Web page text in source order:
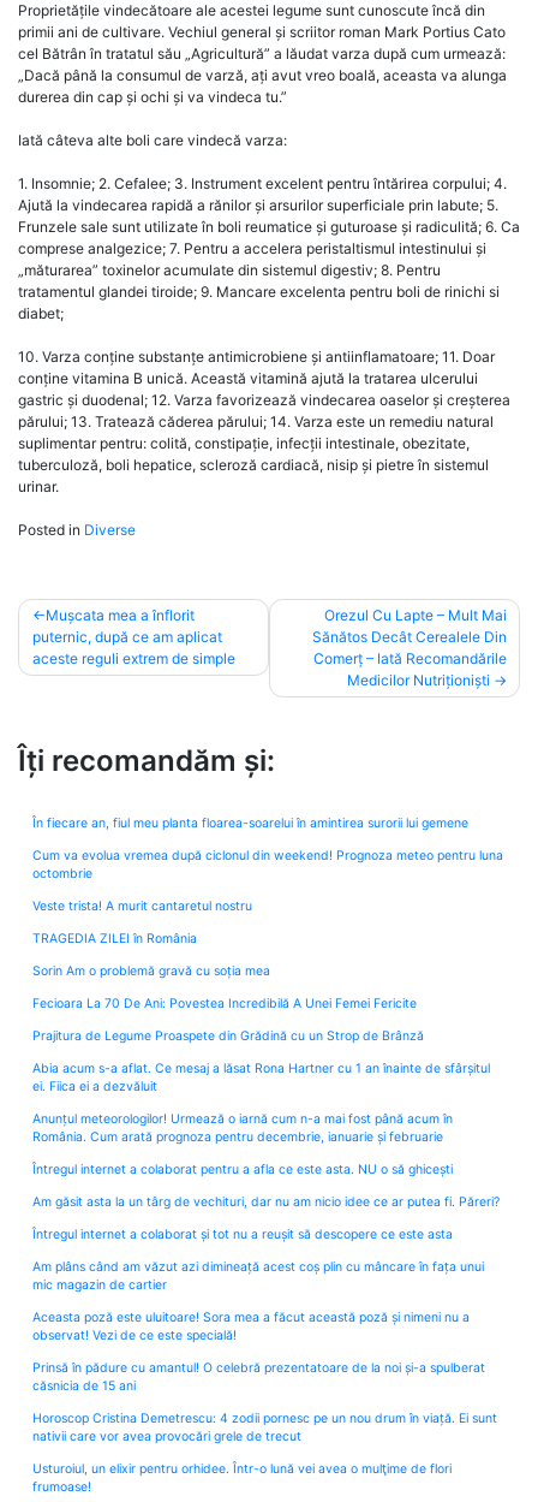
Proprietățile vindecătoare ale acestei legume sunt cunoscute încă din
primii ani de cultivare. Vechiul general și scriitor roman Mark Portius Cato
cel Bătrân în tratatul său „Agricultură” a lăudat varza după cum urmează:
„Dacă până la consumul de varză, ați avut vreo boală, aceasta va alunga
durerea din cap și ochi și va vindeca tu.”
Iată câteva alte boli care vindecă varza:
1. Insomnie; 2. Cefalee; 3. Instrument excelent pentru întărirea corpului; 4.
Ajută la vindecarea rapidă a rănilor și arsurilor superficiale prin labute; 5.
Frunzele sale sunt utilizate în boli reumatice și guturoase și radiculită; 6. Ca
comprese analgezice; 7. Pentru a accelera peristaltismul intestinului și
„măturarea” toxinelor acumulate din sistemul digestiv; 8. Pentru
tratamentul glandei tiroide; 9. Mancare excelenta pentru boli de rinichi si
diabet;
10. Varza conține substanțe antimicrobiene și antiinflamatoare; 11. Doar
conține vitamina B unică. Această vitamină ajută la tratarea ulcerului
gastric și duodenal; 12. Varza favorizează vindecarea oaselor și creșterea
părului; 13. Tratează căderea părului; 14. Varza este un remediu natural
suplimentar pentru: colită, constipație, infecții intestinale, obezitate,
tuberculoză, boli hepatice, scleroză cardiacă, nisip și pietre în sistemul
urinar.
Posted in Diverse
Post
navigation
Mușcata mea a înflorit
puternic, după ce am aplicat
aceste reguli extrem de simple
Orezul Cu Lapte – Mult Mai
Sănătos Decât Cerealele Din
Comerț – Iată Recomandările
Medicilor Nutriționiști
Îți recomandăm și:
În fiecare an, fiul meu planta floarea-soarelui în amintirea surorii lui gemene
Cum va evolua vremea după ciclonul din weekend! Prognoza meteo pentru luna
octombrie
Veste trista! A murit cantaretul nostru
TRAGEDIA ZILEI în România
Sorin Am o problemă gravă cu soția mea
Fecioara La 70 De Ani: Povestea Incredibilă A Unei Femei Fericite
Prajitura de Legume Proaspete din Grădină cu un Strop de Brânză
Abia acum s-a aflat. Ce mesaj a lăsat Rona Hartner cu 1 an înainte de sfârșitul
ei. Fiica ei a dezvăluit
Anunțul meteorologilor! Urmează o iarnă cum n-a mai fost până acum în
România. Cum arată prognoza pentru decembrie, ianuarie și februarie
Întregul internet a colaborat pentru a afla ce este asta. NU o să ghicești
Am găsit asta la un târg de vechituri, dar nu am nicio idee ce ar putea fi. Păreri?
Întregul internet a colaborat și tot nu a reușit să descopere ce este asta
Am plâns când am văzut azi dimineață acest coș plin cu mâncare în fața unui
mic magazin de cartier
Aceasta poză este uluitoare! Sora mea a făcut această poză și nimeni nu a
observat! Vezi de ce este specială!
Prinsă în pădure cu amantul! O celebră prezentatoare de la noi și-a spulberat
căsnicia de 15 ani
Horoscop Cristina Demetrescu: 4 zodii pornesc pe un nou drum în viață. Ei sunt
nativii care vor avea provocări grele de trecut
Usturoiul, un elixir pentru orhidee. Într-o lună vei avea o mulţime de flori
frumoase!